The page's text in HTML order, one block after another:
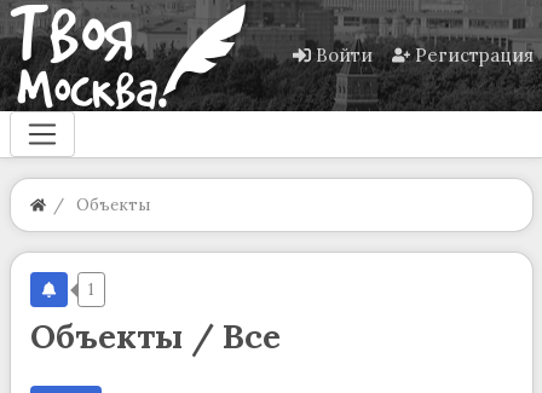
Войти Регистрация
Объекты
Объекты / Все
1